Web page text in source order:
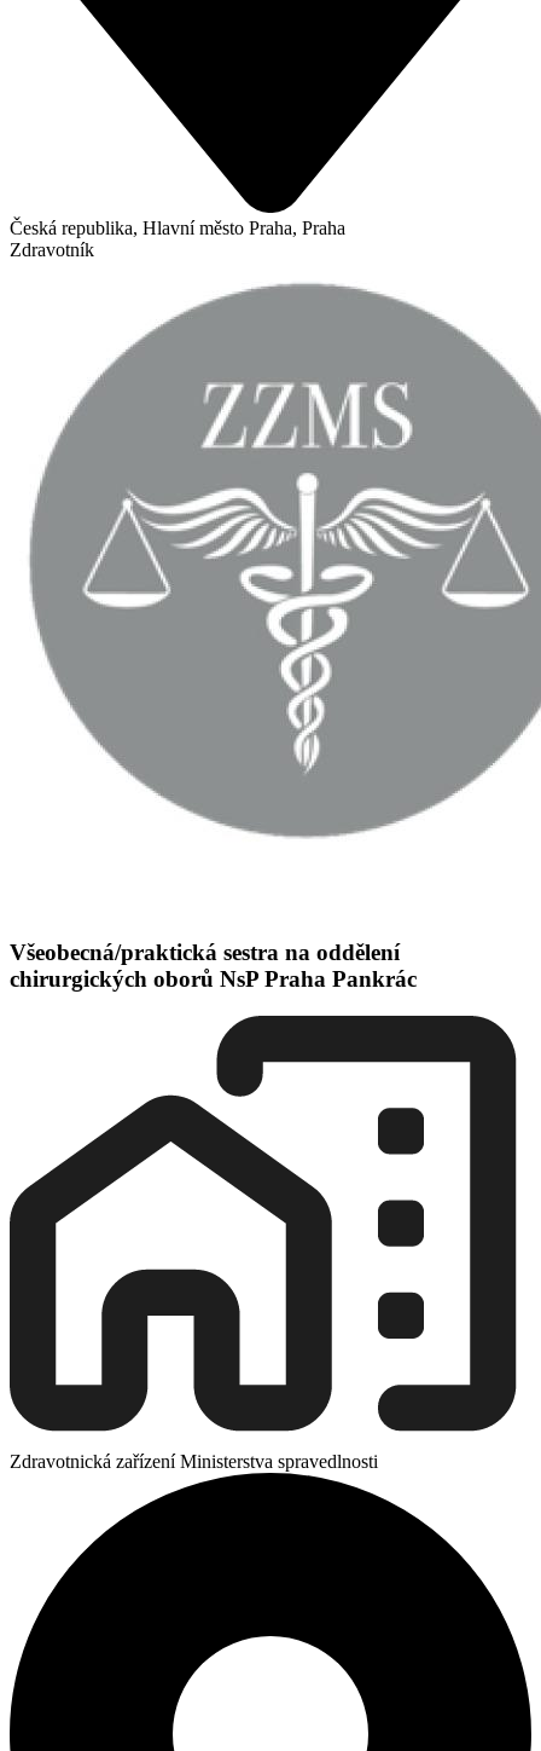
Česká republika, Hlavní město Praha, Praha
Zdravotník
Všeobecná/praktická sestra na oddělení
chirurgických oborů NsP Praha Pankrác
Zdravotnická zařízení Ministerstva spravedlnosti